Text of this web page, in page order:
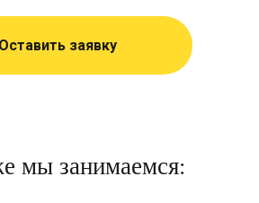
Оставить заявку
мы занимаемся: